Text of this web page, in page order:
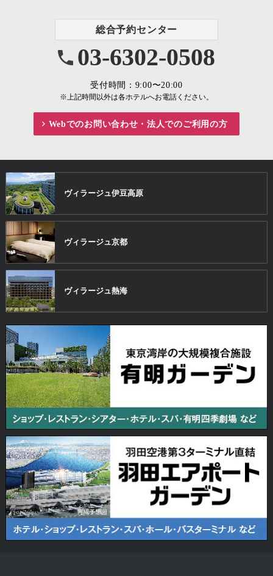
総合予約センター
03-6302-0508
受付時間：9:00〜20:00
※上記時間以外は各ホテルへお電話ください。
Webでのお問い合わせ・法人でのご利用の方
ヴィラージュ 伊豆高原
ヴィラージュ 京都
ヴィラージュ 熱海